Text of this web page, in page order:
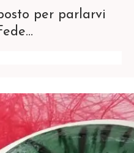
per parlarvi